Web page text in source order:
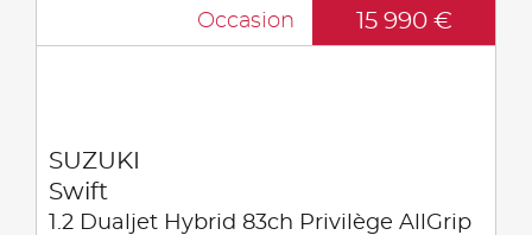
Occasion 15 990 €
SUZUKI
Swift
1.2 Dualjet Hybrid 83ch Privilège AllGrip